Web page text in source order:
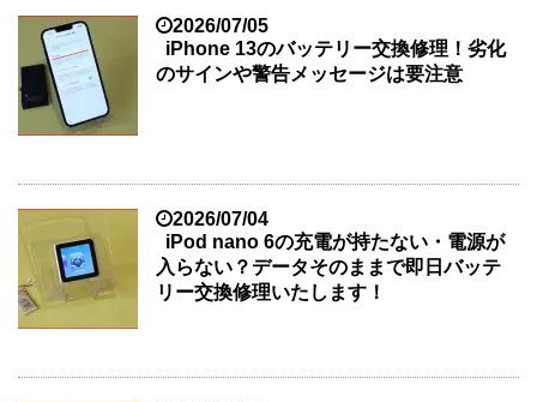
2026/07/05
iPhone 13のバッテリー交換修理！劣化
のサインや警告メッセージは要注意
2026/07/04
iPod nano 6の充電が持たない・電源が
入らない？データそのままで即日バッテ
リー交換修理いたします！